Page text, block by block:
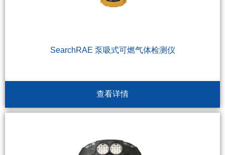
SearchRAE 泵吸式可燃气体检测仪
查看详情